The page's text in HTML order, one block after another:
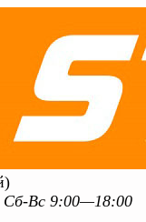
Вс 9:00—18:00